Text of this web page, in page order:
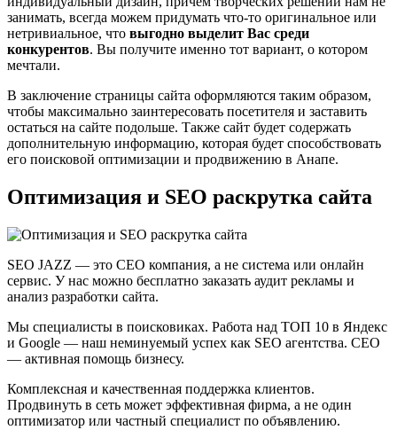
занимать, всегда можем придумать что-то оригинальное или
нетривиальное, что выгодно выделит Вас среди
конкурентов. Вы получите именно тот вариант, о котором
мечтали.
В заключение страницы сайта оформляются таким образом,
чтобы максимально заинтересовать посетителя и заставить
остаться на сайте подольше. Также сайт будет содержать
дополнительную информацию, которая будет способствовать
его поисковой оптимизации и продвижению в Анапе.
Оптимизация и SEO раскрутка сайта
SEO JAZZ — это СЕО компания, а не система или онлайн
сервис. У нас можно бесплатно заказать аудит рекламы и
анализ разработки сайта.
Мы специалисты в поисковиках. Работа над ТОП 10 в Яндекс
и Google — наш неминуемый успех как SEO агентства. СЕО
— активная помощь бизнесу.
Комплексная и качественная поддержка клиентов.
Продвинуть в сеть может эффективная фирма, а не один
оптимизатор или частный специалист по объявлению.